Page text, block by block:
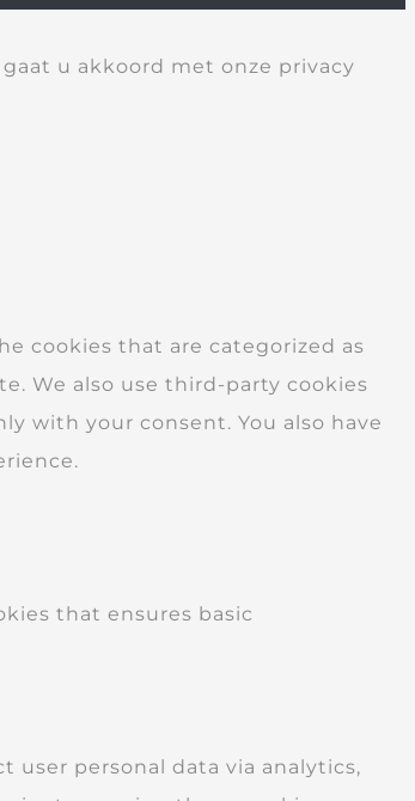
u akkoord met onze privacy
cookies that are categorized as
We also use third-party cookies
with your consent. You also have
that ensures basic
user personal data via analytics,